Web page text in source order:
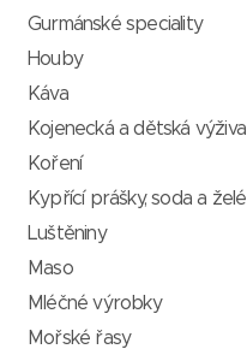
Gurmánské speciality
Houby
Káva
Kojenecká a dětská výživa
Koření
Kypřící prášky, soda a želé
Luštěniny
Maso
Mléčné výrobky
Mořské řasy